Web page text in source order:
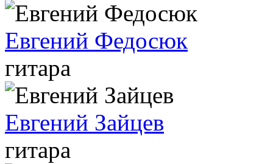
Евгений Федосюк
гитара
Евгений Зайцев
гитара